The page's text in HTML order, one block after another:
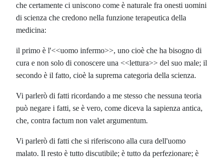
che certamente ci uniscono come è naturale fra onesti uomini
di scienza che credono nella funzione terapeutica della
medicina:
il primo è l'<<uomo infermo>>, uno cioè che ha bisogno di
cura e non solo di conoscere una <<lettura>> del suo male; il
secondo è il fatto, cioè la suprema categoria della scienza.
Vi parlerò di fatti ricordando a me stesso che nessuna teoria
può negare i fatti, se è vero, come diceva la sapienza antica,
che, contra factum non valet argumentum.
Vi parlerò di fatti che si riferiscono alla cura dell'uomo
malato. Il resto è tutto discutibile; è tutto da perfezionare; è